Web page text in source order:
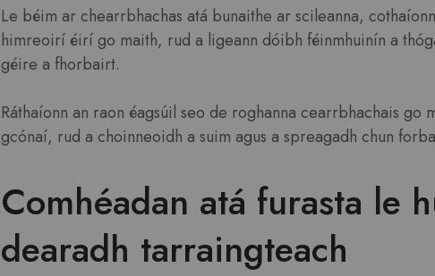
Le béim ar chearrbhachas atá bunaithe ar scileanna,
himreoirí éirí go maith, rud a ligeann dóibh féinmhuinín a
géire a fhorbairt.
Ráthaíonn an raon éagsúil seo de roghanna cearrbhachais
gcónaí, rud a choinneoidh a suim agus a spreagadh chun
Comhéadan atá furasta le
dearadh tarraingteach